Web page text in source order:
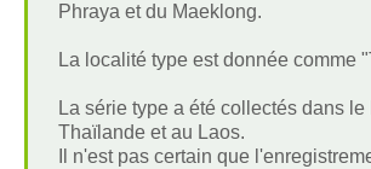
Phraya et du Maeklong.
La localité type est donnée comme
La série type a été collectés dans
Thaïlande et au Laos.
Il n'est pas certain que